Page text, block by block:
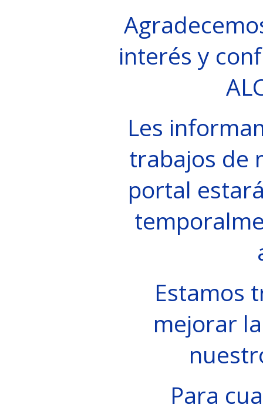
interés y
Les
trabajos de
portal
Estamos
mejorar
Para